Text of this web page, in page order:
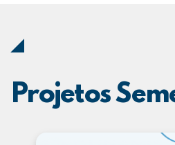
Projetos